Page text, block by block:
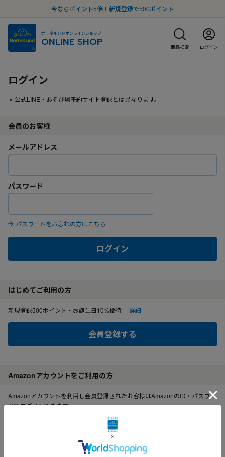
今ならポイント5倍！新規登録で500ポイント
ボーネルンドオンラインショップ
ONLINE SHOP 商品検索 ログイン
ログイン
公式LINE・あそび場予約サイト登録とは異なります。
会員のお客様
メールアドレス
パスワード
パスワードをお忘れの方はこちら
ログイン
はじめてご利用の方
新規登録500ポイント・お誕生日10%優待 詳細
会員登録する
Amazonアカウントをご利用の方
Amazonアカウントを利用し会員登録されたお客様はAmazonのID・パスワー
ドでログインできます。